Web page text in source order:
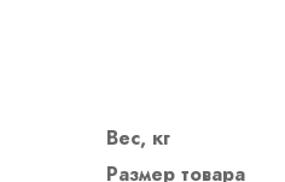
Вес, кг
Размер товара